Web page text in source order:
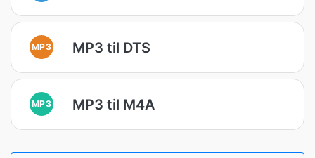
MP3 MP3 til DTS
MP3 MP3 til M4A